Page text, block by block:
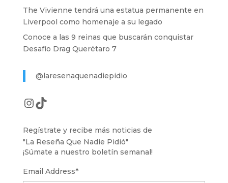
The Vivienne tendrá una estatua permanente en
Liverpool como homenaje a su legado
Conoce a las 9 reinas que buscarán conquistar
Desafío Drag Querétaro 7
@laresenaquenadiepidio
Instagram
TikTok
Regístrate y recibe más noticias de
"La Reseña Que Nadie Pidió"
¡Súmate a nuestro boletín semanal!
Email Address*